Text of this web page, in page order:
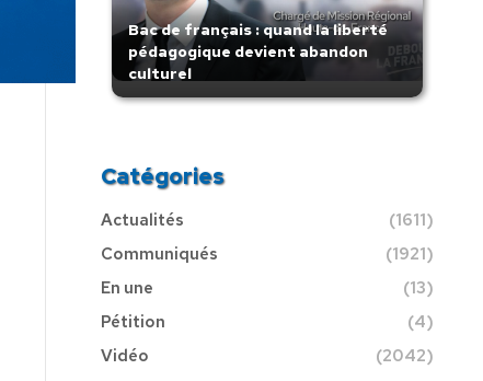
Bac de français : quand la liberté
pédagogique devient abandon
culturel
Catégories
Actualités
(1611)
Communiqués
(1921)
En une
(13)
Pétition
(4)
Vidéo
(2042)